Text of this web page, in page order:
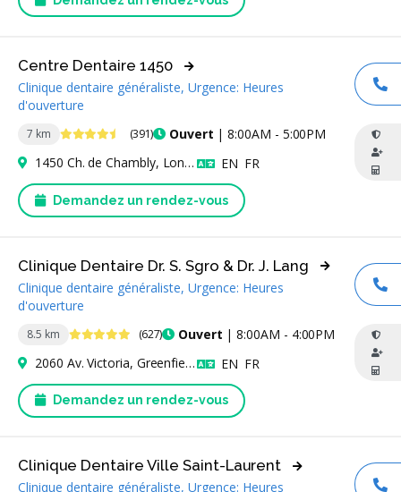
7 km 4.7 étoiles (391) Ouvert | 8:00AM - 5:00PM
Centre Dentaire 1450
Clinique dentaire généraliste, Urgence: Heures
d'ouverture
Demandez un rendez-vous
1450 Ch. de Chambly, Longueuil, QC J4J 3X3, Canada EN Anglais
FR
8.5 km 4.8 étoiles (627) Ouvert | 8:00AM - 4:00PM
Clinique Dentaire Dr. S. Sgro & Dr. J. Lang
Clinique dentaire généraliste, Urgence: Heures
d'ouverture
Demandez un rendez-vous
2060 Av. Victoria, Greenfield Park, QC J4V 1M8, Canada EN Anglais
FR
Clinique Dentaire Ville Saint-Laurent
Clinique dentaire généraliste, Urgence: Heures